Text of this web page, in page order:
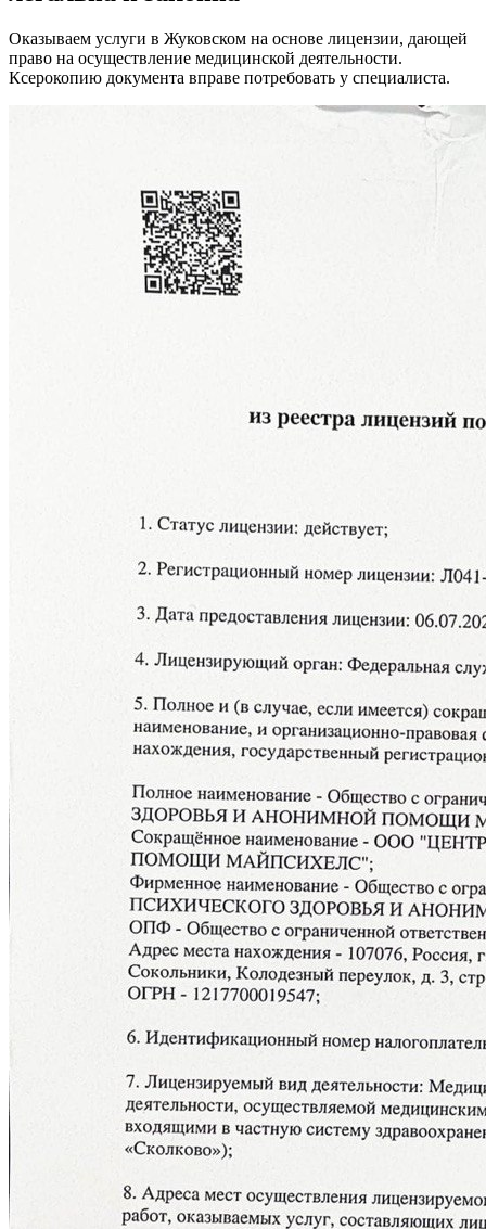
Оказываем услуги в Жуковском на основе лицензии, дающей
право на осуществление медицинской деятельности.
Ксерокопию документа вправе потребовать у специалиста.